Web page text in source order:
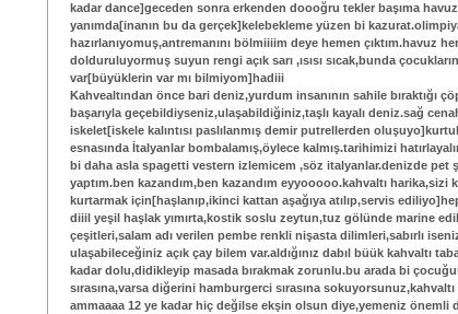
kadar dance]geceden sonra erkenden doooğru tekler başıma
yanımda[inanın bu da gerçek]kelebekleme yüzen bi
hazırlanıyomuş,antremanını bölmiiiim deye hemen çıktım.havuz
dolduruluyormuş suyun rengi açık sarı ,ısısı sıcak,bunda
var[büyüklerin var mı bilmiyom]hadiii
Kahvealtından önce bari deniz,yurdum insanının sahile bıraktığı
başarıyla geçebildiyseniz,ulaşabildiğiniz,taşlı kayalı deniz.sağ
iskelet[iskele kalıntısı paslılanmış demir putrellerden
esnasında İtalyanlar bombalamış,öylece kalmış.tarihimizi
bi daha asla spagetti vestern izlemicem ,söz italyanlar.denizde pet
yaptım.ben kazandım,ben kazandım eyyooooo.kahvaltı harika,sizi
kurtarmak için[haşlanıp,ikinci kattan aşağıya atılıp,servis
diiil yeşil haşlak yımırta,kostik soslu zeytun,tuz gölünde marine
çeşitleri,salam adı verilen pembe renkli nişasta dilimleri,sabırlı
ulaşabileceğiniz açık çay bilem var.aldığınız dabıl büük kahvaltı
kadar dolu,didikleyip masada bırakmak zorunlu.bu arada bi
sırasına,varsa diğerini hamburgerci sırasına
ammaaaa 12 ye kadar hiç değilse ekşin olsun diye,yemeniz önemli